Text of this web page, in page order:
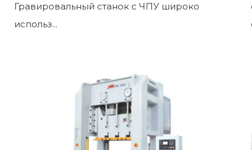
Гравировальный станок с ЧПУ широко
использ...